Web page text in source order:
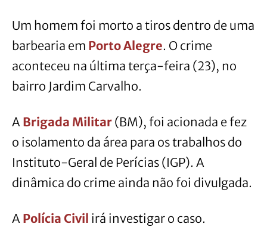
Um homem foi morto a tiros dentro de uma
barbearia em Porto Alegre. O crime
aconteceu na última terça-feira (23), no
bairro Jardim Carvalho.
A Brigada Militar (BM), foi acionada e fez
o isolamento da área para os trabalhos do
Instituto-Geral de Perícias (IGP). A
dinâmica do crime ainda não foi divulgada.
A Polícia Civil irá investigar o caso.